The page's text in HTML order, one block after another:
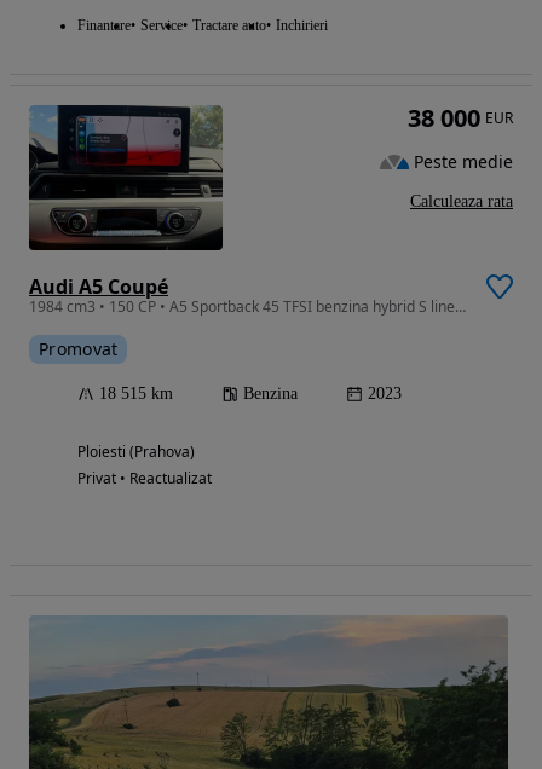
Finantare Service Tractare auto Inchirieri
Audi A5 Coupé
1984 cm3 • 150 CP • A5 Sportback 45 TFSI benzina hybrid S line 265CP
Promovat
18 515 km Benzina 2023
Ploiesti (Prahova)
Privat • Reactualizat
38 000 EUR
Peste medie
Calculeaza rata